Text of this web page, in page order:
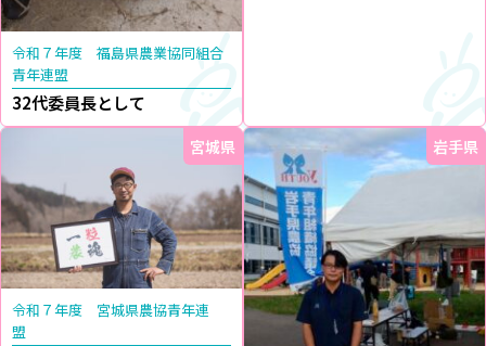
令和７年度 福島県農業協同組合
青年連盟
32代委員長として
宮城県
令和７年度 宮城県農協青年連
盟
岩手県